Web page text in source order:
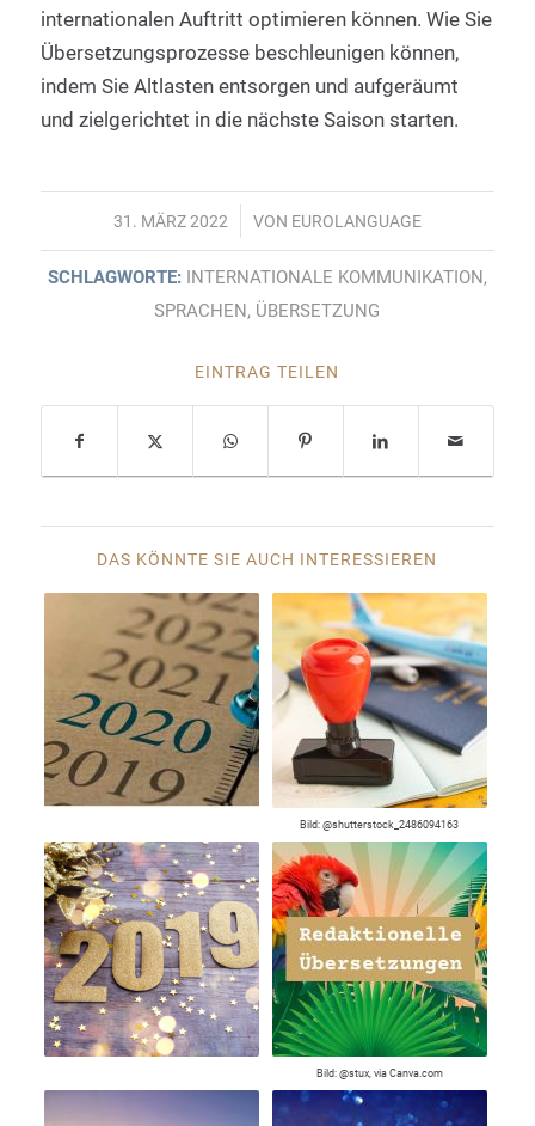
internationalen Auftritt optimieren können. Wie Sie
Übersetzungsprozesse beschleunigen können,
indem Sie Altlasten entsorgen und aufgeräumt
und zielgerichtet in die nächste Saison starten.
31. MÄRZ 2022
/ VON EUROLANGUAGE
SCHLAGWORTE: INTERNATIONALE KOMMUNIKATION,
SPRACHEN, ÜBERSETZUNG
EINTRAG TEILEN
DAS KÖNNTE SIE AUCH INTERESSIEREN
Bild: @shutterstock_2486094163
Bild: @stux, via Canva.com